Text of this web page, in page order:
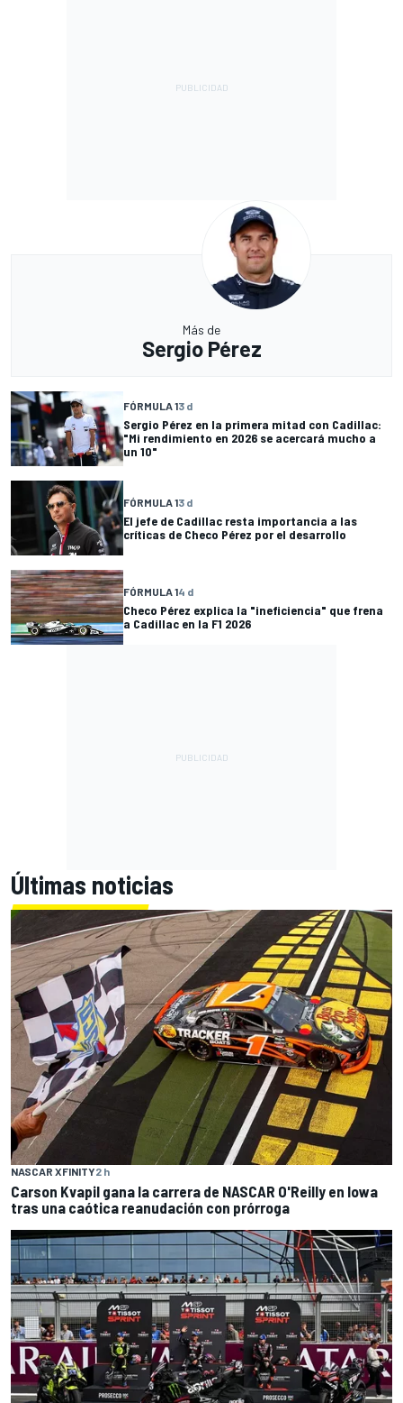
Más de
Sergio Pérez
FÓRMULA 13 d
Sergio Pérez en la primera mitad con Cadillac:
"Mi rendimiento en 2026 se acercará mucho a
un 10"
FÓRMULA 13 d
El jefe de Cadillac resta importancia a las
críticas de Checo Pérez por el desarrollo
FÓRMULA 14 d
Checo Pérez explica la "ineficiencia" que frena
a Cadillac en la F1 2026
Últimas noticias
NASCAR XFINITY2 h
Carson Kvapil gana la carrera de NASCAR O'Reilly en Iowa
tras una caótica reanudación con prórroga